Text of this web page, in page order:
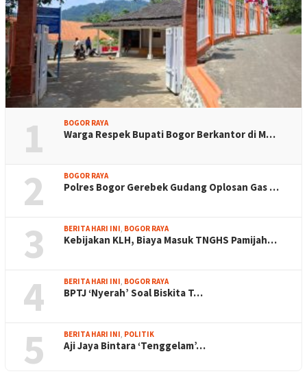
1 BOGOR RAYA
Warga Respek Bupati Bogor Berkantor di M…
2 BOGOR RAYA
Polres Bogor Gerebek Gudang Oplosan Gas …
3 BERITA HARI INI, BOGOR RAYA
Kebijakan KLH, Biaya Masuk TNGHS Pamijah…
4 BERITA HARI INI, BOGOR RAYA
BPTJ ‘Nyerah’ Soal Biskita T…
5 BERITA HARI INI, POLITIK
Aji Jaya Bintara ‘Tenggelam’…